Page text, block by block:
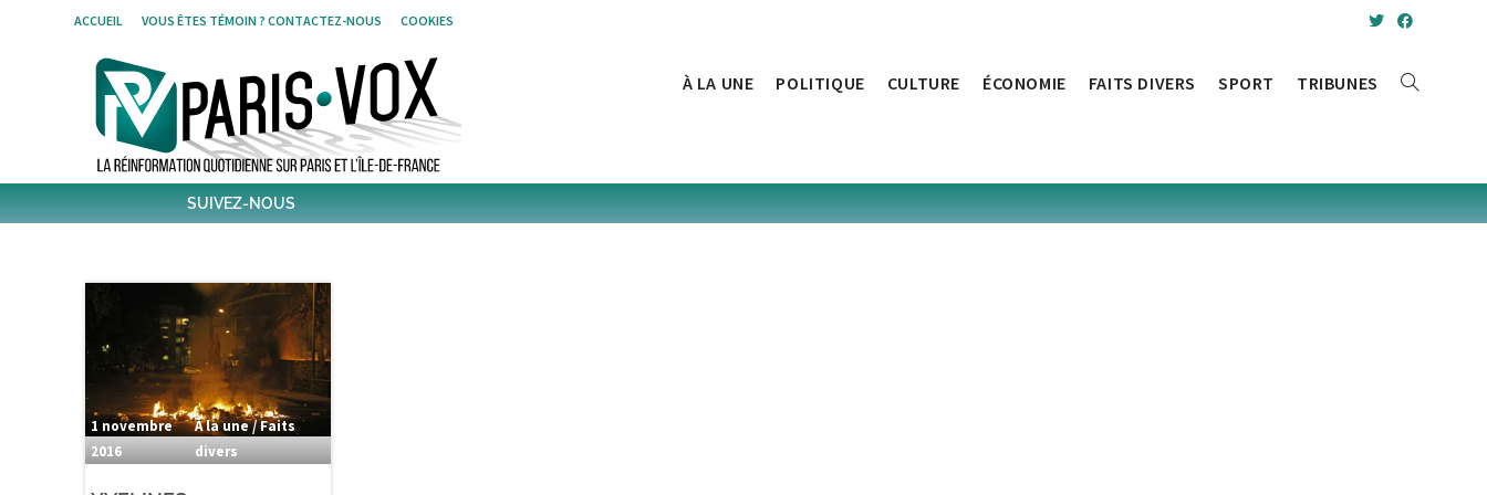
ACCUEIL VOUS ÊTES TÉMOIN ? CONTACTEZ-NOUS COOKIES
À LA UNE POLITIQUE CULTURE ÉCONOMIE FAITS DIVERS SPORT TRIBUNES TOGGLE
SUIVEZ-NOUS
6,376
1 novembre
2016
À la une / Faits
divers